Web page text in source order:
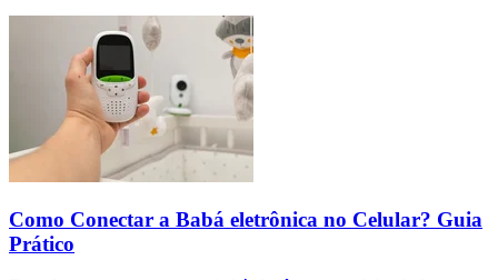
Como Conectar a Babá eletrônica no Celular? Guia
Prático